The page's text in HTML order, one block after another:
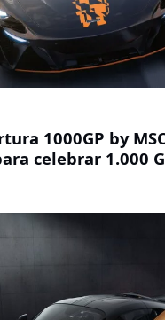
1000GP by
celebrar 1.000